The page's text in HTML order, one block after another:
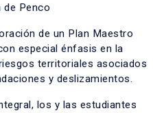
de Penco
de un Plan Maestro
especial énfasis en la
territoriales asociados
y deslizamientos.
los y las estudiantes